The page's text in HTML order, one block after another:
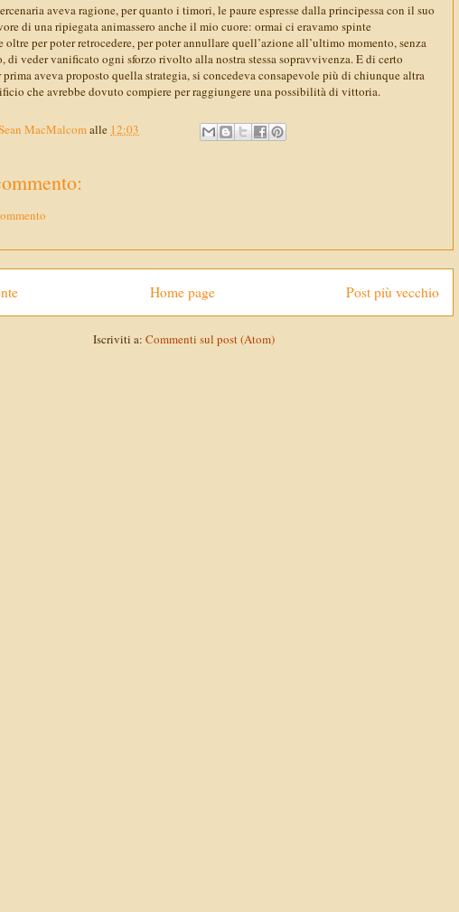
aveva ragione, per quanto i timori, le paure espresse dalla principessa con il suo
di una ripiegata animassero anche il mio cuore: ormai ci eravamo spinte
oltre per poter retrocedere, per poter annullare quell’azione all’ultimo momento, senza
di veder vanificato ogni sforzo rivolto alla nostra stessa sopravvivenza. E di certo
aveva proposto quella strategia, si concedeva consapevole più di chiunque altra
che avrebbe dovuto compiere per raggiungere una possibilità di vittoria.
MacMalcomalle 12:03
Post più vecchio
Home page
Iscriviti a: Commenti sul post (Atom)